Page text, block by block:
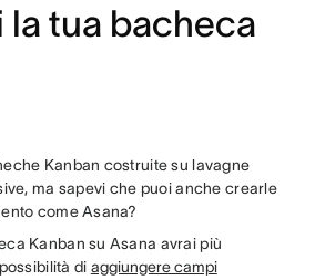
tua bacheca
Kanban costruite su lavagne
ma sapevi che puoi anche crearle
come Asana?
Kanban su Asana avrai più
di aggiungere campi